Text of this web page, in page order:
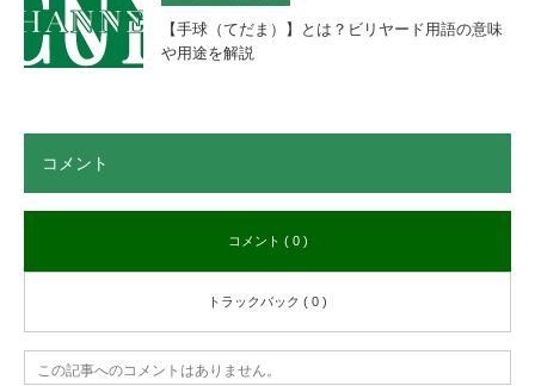
【手球（てだま）】とは？ビリヤード用語の意味
や用途を解説
コメント
コメント ( 0 )
トラックバック ( 0 )
この記事へのコメントはありません。